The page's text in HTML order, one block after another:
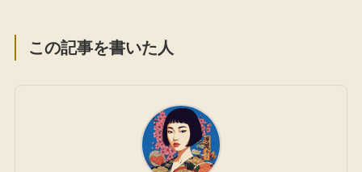
この記事を書いた人